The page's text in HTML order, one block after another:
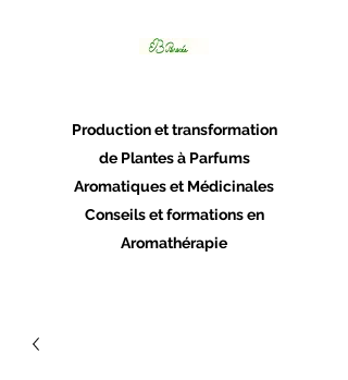
Production et transformation
de Plantes à Parfums
Aromatiques et Médicinales
Conseils et formations en
Aromathérapie